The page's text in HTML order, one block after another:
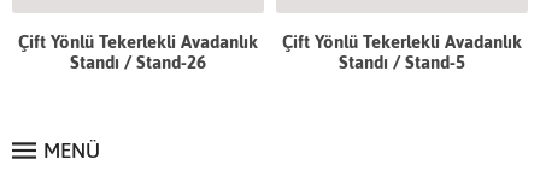
Çift Yönlü Tekerlekli Avadanlık
Standı / Stand-26
Çift Yönlü Tekerlekli Avadanlık
Standı / Stand-5
MENÜ